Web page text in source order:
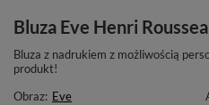
Bluza Eve Henri
Bluza z nadrukiem z możliwością
produkt!
Obraz: Eve